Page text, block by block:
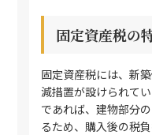
固定資産税の
固定資産税には、新
減措置が設けられて
であれば、建物部分
るため、購入後の税